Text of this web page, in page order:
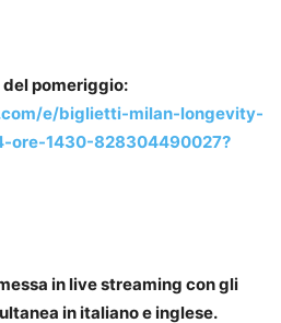
pomeriggio:
e/biglietti-milan-longevity-
ore-1430-828304490027?
in live streaming con gli
in italiano e inglese.